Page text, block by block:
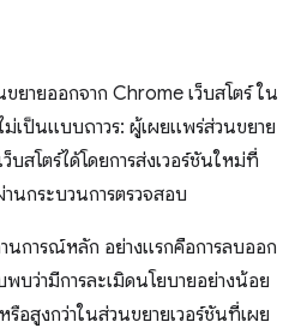
ยายออกจาก Chrome เว็บสโตร์ ใน
เป็นแบบถาวร: ผู้เผยแพร่ส่วนขยาย
บสโตร์ได้โดยการส่งเวอร์ชันใหม่ที่
นกระบวนการตรวจสอบ
นการณ์หลัก อย่างแรกคือการลบออก
บว่ามีการละเมิดนโยบายอย่างน้อย
อสูงกว่าในส่วนขยายเวอร์ชันที่เผย